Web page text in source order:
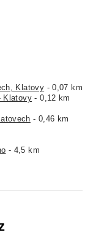
Klatovy - 0,07 km
Klatovy - 0,12 km
- 0,46 km
- 4,5 km